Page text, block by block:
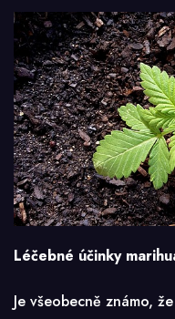
Léčebné účinky
Je všeobecně známo,